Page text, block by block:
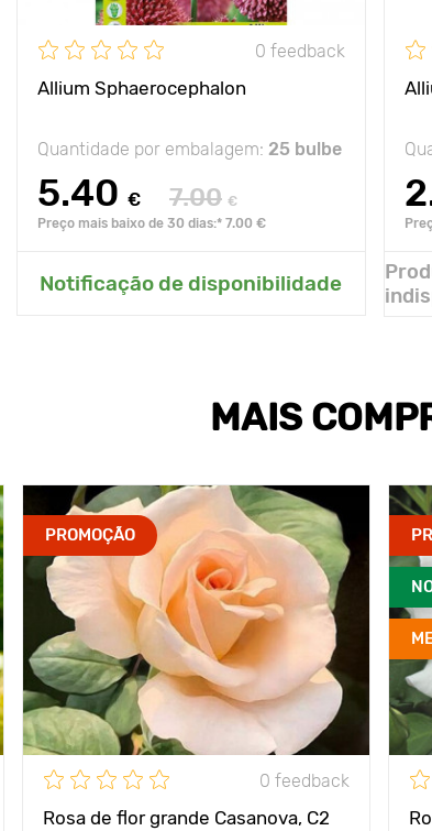
0 feedback
Allium Sphaerocephalon
Quantidade por embalagem: 25 bulbe
5.40 € 7.00 €
Preço mais baixo de 30 dias:* 7.00 €
Notificação de disponibilidade
Adicionar ao meu jardim
MAIS
PROMOÇÃO
0 feedback
Rosa de flor grande Casanova, C2